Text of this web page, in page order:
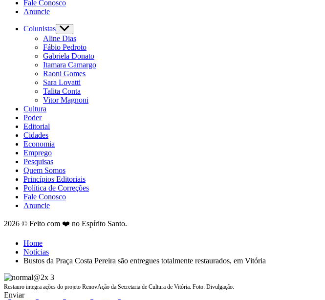
Fale Conosco
Anuncie
Colunistas Show
sub
menu
Aline Dias
Fábio Pedroto
Gabriela Donato
Itamara Camargo
Raoni Gomes
Sara Lovatti
Talita Conta
Vitor Magnoni
Cultura
Poder
Editorial
Cidades
Economia
Emprego
Pesquisas
Quem Somos
Princípios Editoriais
Política de Correções
Fale Conosco
Anuncie
2026 © Feito com ❤️ no Espírito Santo.
Home
Notícias
Bustos da Praça Costa Pereira são entregues totalmente restaurados, em Vitória
Restauro integra ações do projeto RenovAção da Secretaria de Cultura de Vitória. Foto: Divulgação.
Enviar